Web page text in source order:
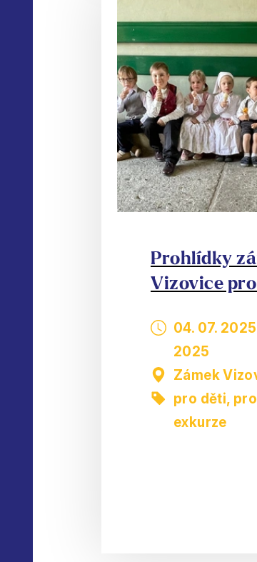
Prohlídky
Vizovice
04. 07. 2025
2025
Zámek
pro děti,
exkurze